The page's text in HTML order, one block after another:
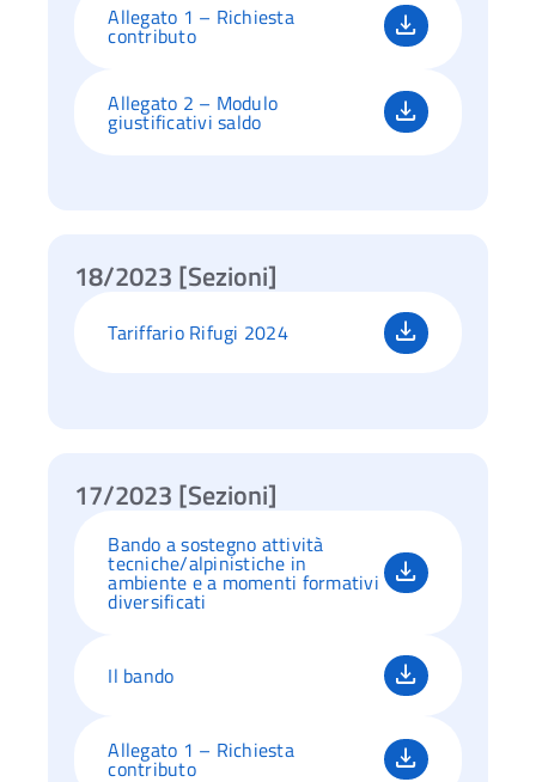
Allegato 1 – Richiesta
contributo
Allegato 2 – Modulo
giustificativi saldo
18/2023 [Sezioni]
Tariffario Rifugi 2024
17/2023 [Sezioni]
Bando a sostegno attività
tecniche/alpinistiche in
ambiente e a momenti formativi
diversificati
Il bando
Allegato 1 – Richiesta
contributo